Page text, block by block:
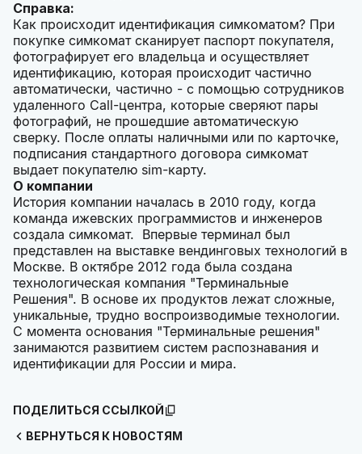
Справка:
Как происходит идентификация симкоматом? При
покупке симкомат сканирует паспорт покупателя,
фотографирует его владельца и осуществляет
идентификацию, которая происходит частично
автоматически, частично - с помощью сотрудников
удаленного Call-центра, которые сверяют пары
фотографий, не прошедшие автоматическую
сверку. После оплаты наличными или по карточке,
подписания стандартного договора симкомат
выдает покупателю sim-карту.
О компании
История компании началась в 2010 году, когда
команда ижевских программистов и инженеров
создала симкомат. Впервые терминал был
представлен на выставке вендинговых технологий в
Москве. В октябре 2012 года была создана
технологическая компания "Терминальные
Решения". В основе их продуктов лежат сложные,
уникальные, трудно воспроизводимые технологии.
С момента основания "Терминальные решения"
занимаются развитием систем распознавания и
идентификации для России и мира.
ВЕРНУТЬСЯ К НОВОСТЯМ
ПОДЕЛИТЬСЯ ССЫЛКОЙ